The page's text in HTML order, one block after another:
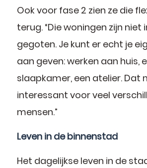
Ook voor fase 2 zien ze die
terug. “Die woningen zijn niet
gegoten. Je kunt er echt je
aan geven: werken aan huis,
slaapkamer, een atelier. Dat
interessant voor veel
mensen.”
Leven in de binnenstad
Het dagelijkse leven in de